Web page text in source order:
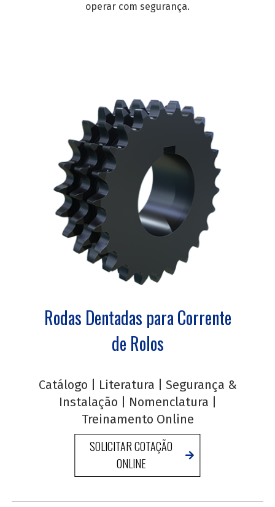
operar com segurança.
Rodas Dentadas para Corrente
de Rolos
Catálogo Literatura
Segurança &
Instalação
Nomenclatura
Treinamento Online
SOLICITAR COTAÇÃO
ONLINE